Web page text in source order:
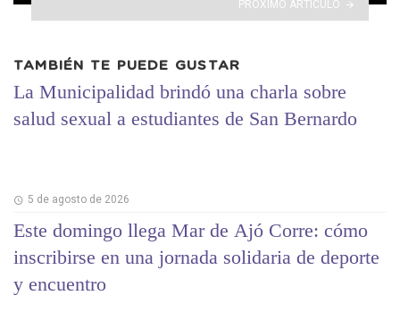
PRÓXIMO ARTÍCULO
TAMBIÉN TE PUEDE GUSTAR
La Municipalidad brindó una charla sobre
salud sexual a estudiantes de San Bernardo
5 de agosto de 2026
Este domingo llega Mar de Ajó Corre: cómo
inscribirse en una jornada solidaria de deporte
y encuentro